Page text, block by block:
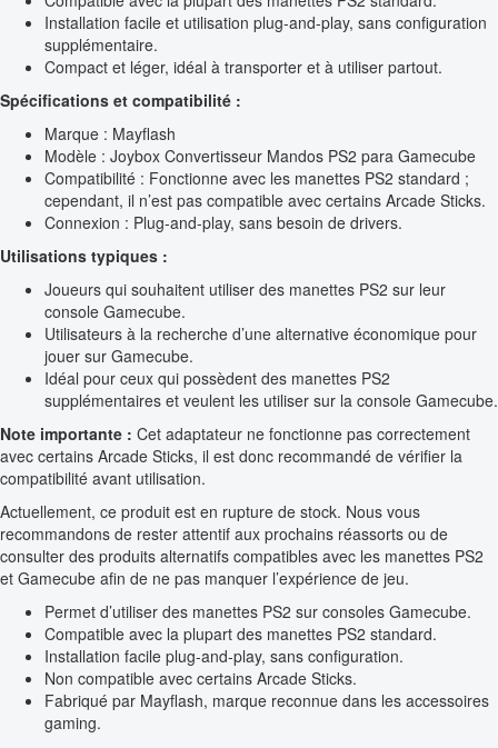
Installation facile et utilisation plug-and-play, sans configuration
supplémentaire.
Compact et léger, idéal à transporter et à utiliser partout.
Spécifications et compatibilité :
Marque : Mayflash
Modèle : Joybox Convertisseur Mandos PS2 para Gamecube
Compatibilité : Fonctionne avec les manettes PS2 standard ;
cependant, il n’est pas compatible avec certains Arcade Sticks.
Connexion : Plug-and-play, sans besoin de drivers.
Utilisations typiques :
Joueurs qui souhaitent utiliser des manettes PS2 sur leur
console Gamecube.
Utilisateurs à la recherche d’une alternative économique pour
jouer sur Gamecube.
Idéal pour ceux qui possèdent des manettes PS2
supplémentaires et veulent les utiliser sur la console Gamecube.
Note importante : Cet adaptateur ne fonctionne pas correctement
avec certains Arcade Sticks, il est donc recommandé de vérifier la
compatibilité avant utilisation.
Actuellement, ce produit est en rupture de stock. Nous vous
recommandons de rester attentif aux prochains réassorts ou de
consulter des produits alternatifs compatibles avec les manettes PS2
et Gamecube afin de ne pas manquer l’expérience de jeu.
Permet d’utiliser des manettes PS2 sur consoles Gamecube.
Compatible avec la plupart des manettes PS2 standard.
Installation facile plug-and-play, sans configuration.
Non compatible avec certains Arcade Sticks.
Fabriqué par Mayflash, marque reconnue dans les accessoires
gaming.